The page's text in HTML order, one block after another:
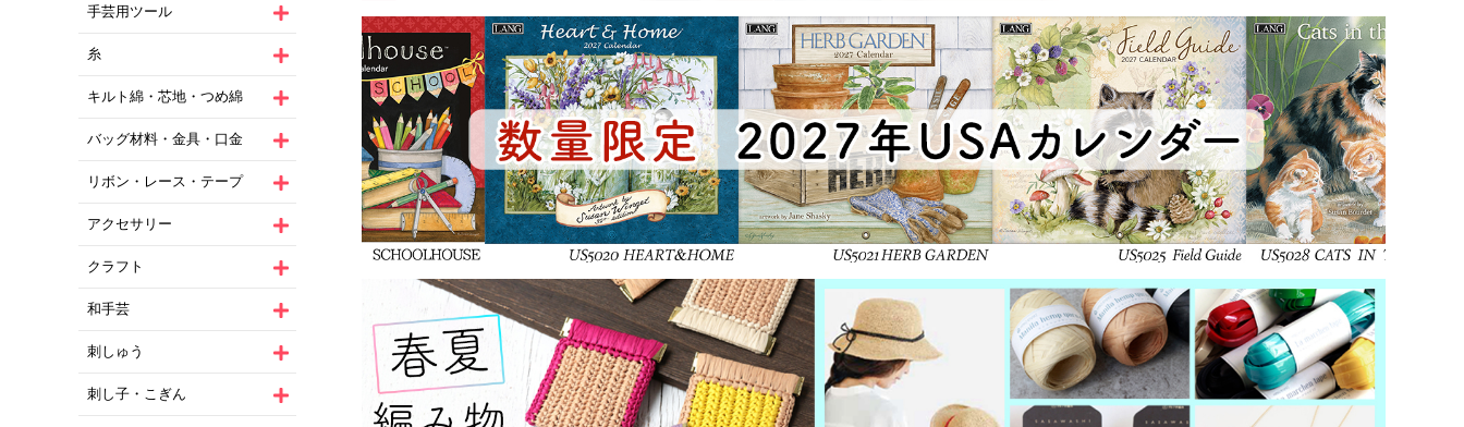
手芸用ツール
糸
キルト綿・芯地・つめ綿
バッグ材料・金具・口金
リボン・レース・テープ
アクセサリー
クラフト
和手芸
刺しゅう
刺し子・こぎん